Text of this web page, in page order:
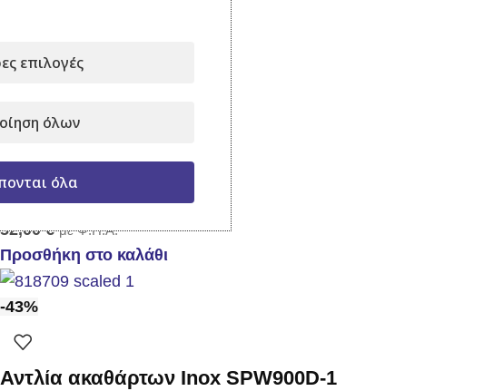
Ψεκαστήρας Prima 8
Σε απόθεμα
52,00€ με Φ.Π.Α.
Προσθήκη στο καλάθι
-43%
Αντλία ακαθάρτων Inox SPW900D-1
επιλογές
όλων
όλα